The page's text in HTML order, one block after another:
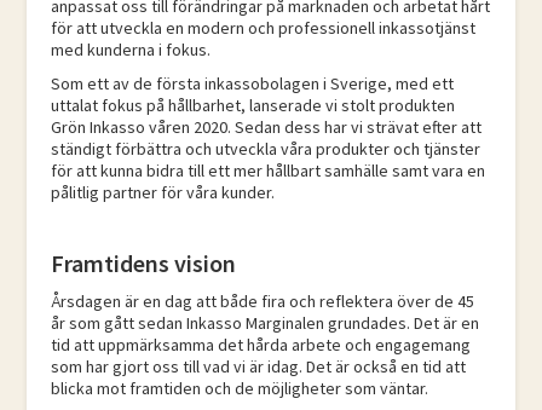
anpassat oss till förändringar på marknaden och arbetat hårt
för att utveckla en modern och professionell inkassotjänst
med kunderna i fokus. ​
Som ett av de första inkassobolagen i Sverige, med ett
uttalat fokus på hållbarhet, lanserade vi stolt produkten
Grön Inkasso våren 2020. Sedan dess har vi strävat efter att
ständigt förbättra och utveckla våra produkter och tjänster
för att kunna bidra till ett mer hållbart samhälle samt vara en
pålitlig partner för våra kunder. ​
Framtidens vision​
Årsdagen är en dag att både fira och reflektera över de 45
år som gått sedan Inkasso Marginalen grundades. Det är en
tid att uppmärksamma det hårda arbete och engagemang
som har gjort oss till vad vi är idag. Det är också en tid att
blicka mot framtiden och de möjligheter som väntar.​